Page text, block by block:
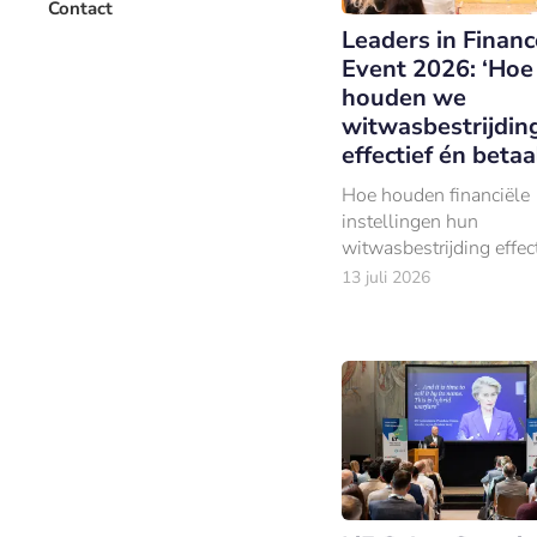
Contact
Leaders in
Event 2026: ‘Hoe
houden we
effectief én
Hoe houden financiële
instellingen hun
witwasbestrijding
zonder dat de kosten
oktober plaatsvindt.
13 juli 2026